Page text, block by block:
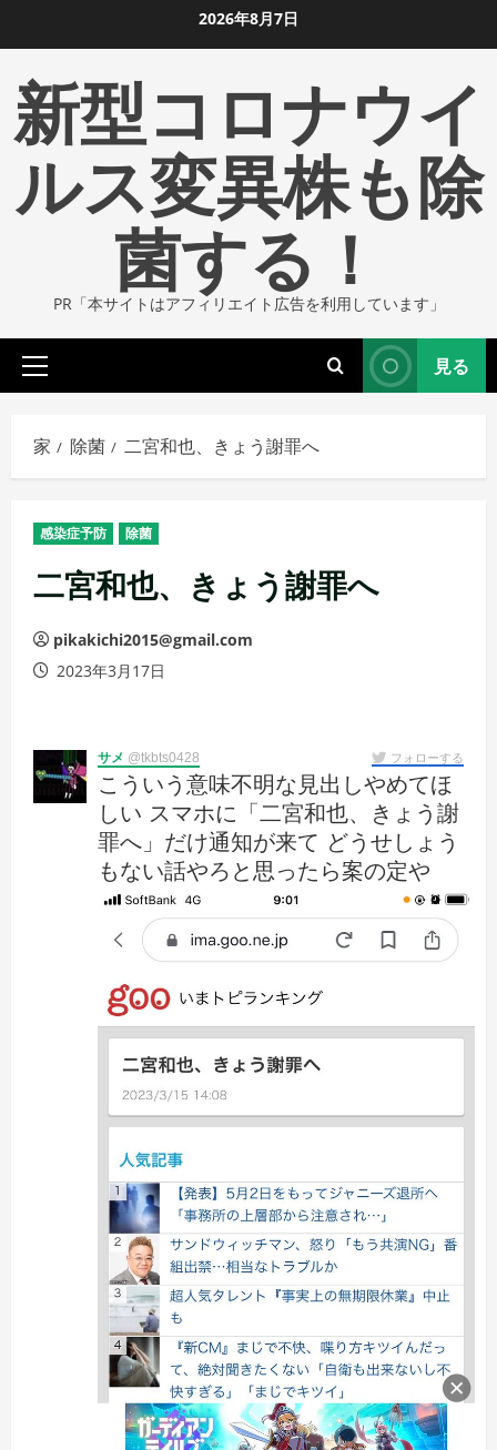
ン
ツ
ま
2026年8月7日
新型コロナウイ
ルス変異株も除
菌する！
PR「本サイトはアフィリエイト広告を利用しています」
プ
イ
マ
ニ
ュ
ー
見る
家 除菌 二宮和也、きょう謝罪へ
感染症予防 除菌
二宮和也、きょう謝罪へ
pikakichi2015@gmail.com
2023年3月17日
サメ @tkbts0428 フォローする
こういう意味不明な見出しやめてほ
しい スマホに「二宮和也、きょう謝
罪へ」だけ通知が来て どうせしょう
もない話やろと思ったら案の定や